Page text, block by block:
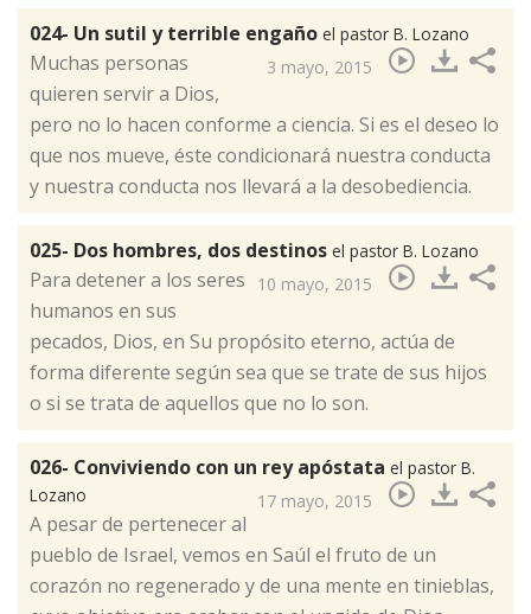
024- Un sutil y terrible engaño el pastor B. Lozano
3 mayo, 2015
​Muchas personas
quieren servir a Dios,
pero no lo hacen conforme a ciencia. Si es el deseo lo
que nos mueve, éste condicionará nuestra conducta
y nuestra conducta nos llevará a la desobediencia.
025- Dos hombres, dos destinos el pastor B. Lozano
10 mayo, 2015
​Para detener a los seres
humanos en sus
pecados, Dios, en Su propósito eterno, actúa de
forma diferente según sea que se trate de sus hijos
o si se trata de aquellos que no lo son.
026- Conviviendo con un rey apóstata el pastor B.
Lozano
17 mayo, 2015
​A pesar de pertenecer al
pueblo de Israel, vemos en Saúl el fruto de un
corazón no regenerado y de una mente en tinieblas,